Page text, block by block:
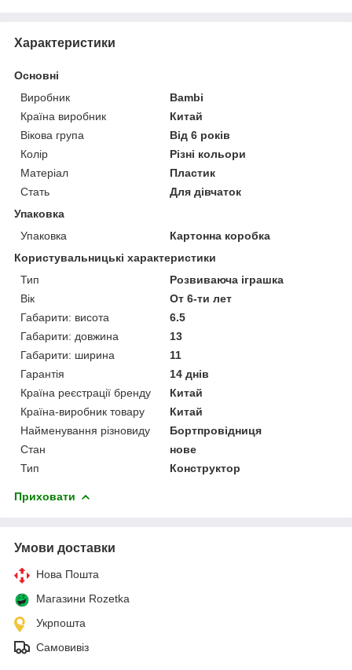
Характеристики
Основні
Виробник
Bambi
Країна виробник
Китай
Вікова група
Від 6 років
Колір
Різні кольори
Матеріал
Пластик
Стать
Для дівчаток
Упаковка
Упаковка
Картонна коробка
Користувальницькі характеристики
Тип
Розвиваюча іграшка
Вік
От 6-ти лет
Габарити: висота
6.5
Габарити: довжина
13
Габарити: ширина
11
Гарантія
14 днів
Країна реєстрації бренду
Китай
Країна-виробник товару
Китай
Найменування різновиду
Бортпровідниця
Стан
нове
Тип
Конструктор
Приховати
Умови доставки
Нова Пошта
Магазини Rozetka
Укрпошта
Самовивіз